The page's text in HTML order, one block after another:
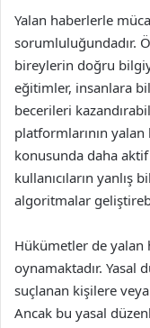
Yalan haberlerle
sorumluluğundadır.
bireylerin doğru
eğitimler, insanlara
becerileri
platformlarının
konusunda daha
kullanıcıların yanlış
algoritmalar
Hükümetler de
oynamaktadır. Yasal
suçlanan kişilere veya
Ancak bu yasal